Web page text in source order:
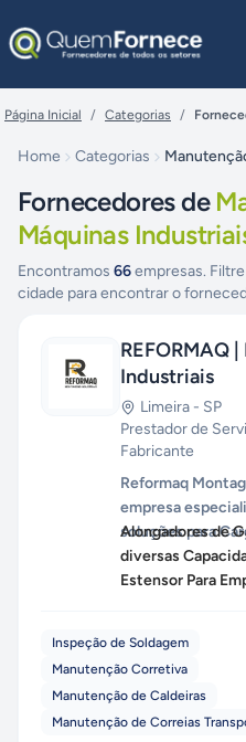
Página Inicial / Categorias /
Home Categorias
Fornecedores de
Máquinas
Encontramos 66empresas.
cidade para encontrar o
REFORMAQ
Industriais
Limeira - SP
Prestador de
Fabricante
Reformaq
empresa
soluções para
Alongadores de
diversas
Estensor Para
Inspeção de Soldagem
Manutenção Corretiva
Manutenção de Caldeiras
Manutenção de Correias